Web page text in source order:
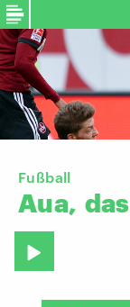
Fußball
Aua, das